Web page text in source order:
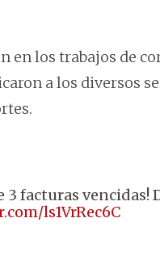
en los trabajos de
a los diversos
3 facturas vencidas!
ls1VrRec6C